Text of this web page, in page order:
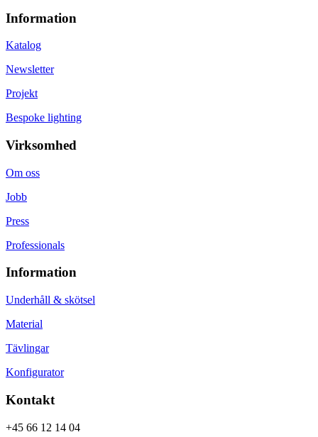
Information
Katalog
Newsletter
Projekt
Bespoke lighting
Virksomhed
Om oss
Jobb
Press
Professionals
Information
Underhåll & skötsel
Material
Tävlingar
Konfigurator
Kontakt
+45 66 12 14 04